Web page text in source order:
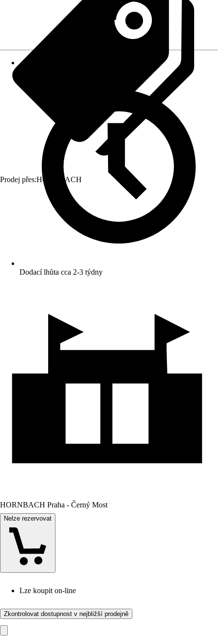
Prodej přes:HORNBACH
Dodací lhůta cca 2-3 týdny
HORNBACH Praha - Černý Most
Nelze rezervovat
Lze koupit on-line
Zkontrolovat dostupnost v nejbližší prodejně